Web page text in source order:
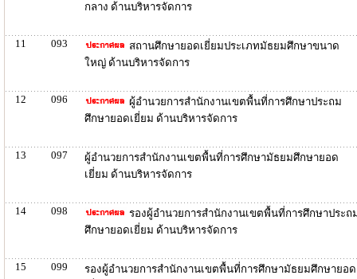
กลาง ด้านบริหารจัดการ
11 093
สถานศึกษายอดเยี่ยมประเภทมัธยมศึกษาขนาด
ใหญ่ ด้านบริหารจัดการ
12 096
ผู้อำนวยการสำนักงานเขตพื้นที่การศึกษาประถม
ศึกษายอดเยี่ยม ด้านบริหารจัดการ
13 097
ผู้อำนวยการสำนักงานเขตพื้นที่การศึกษามัธยมศึกษายอด
เยี่ยม ด้านบริหารจัดการ
14 098
รองผู้อำนวยการสำนักงานเขตพื้นที่การศึกษาประถ
ศึกษายอดเยี่ยม ด้านบริหารจัดการ
15 099
รองผู้อำนวยการสำนักงานเขตพื้นที่การศึกษามัธยมศึกษายอด